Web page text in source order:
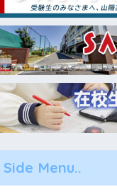
Side Menu..